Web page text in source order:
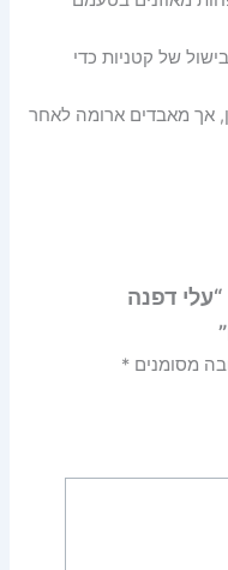
של קטניות כדי
אך מאבדים ארומה לאחר
דפנה
מסומנים *